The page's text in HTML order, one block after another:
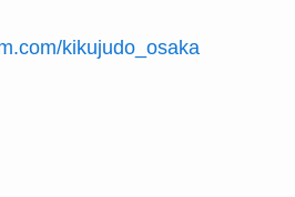
kikujudo_osaka